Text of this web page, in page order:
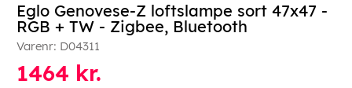
Eglo Genovese-Z loftslampe sort 47x47 -
RGB + TW - Zigbee, Bluetooth
Varenr: D04311
1464 kr.